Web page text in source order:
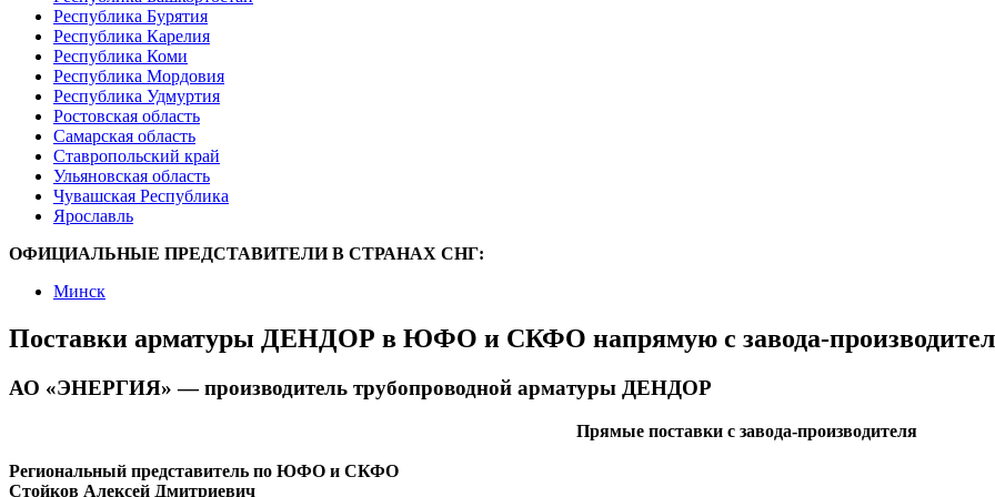
Республика Бурятия
Республика Карелия
Республика Коми
Республика Мордовия
Республика Удмуртия
Ростовская область
Самарская область
Ставропольский край
Ульяновская область
Чувашская Республика
Ярославль
ОФИЦИАЛЬНЫЕ ПРЕДСТАВИТЕЛИ В СТРАНАХ СНГ:
Минск
Поставки арматуры ДЕНДОР в ЮФО и СКФО напрямую с завода-
АО «ЭНЕРГИЯ» — производитель трубопроводной арматуры ДЕНДОР
Прямые поставки с завода-производителя
Региональный представитель по ЮФО и СКФО
Стойков Алексей Дмитриевич